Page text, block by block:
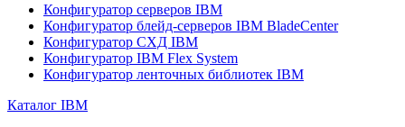
Конфигуратор серверов IBM
Конфигуратор блейд-серверов IBM BladeCenter
Конфигуратор СХД IBM
Конфигуратор IBM Flex System
Конфигуратор ленточных библиотек IBM
Каталог IBM